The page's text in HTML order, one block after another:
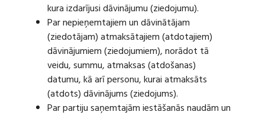
kura izdarījusi dāvinājumu (ziedojumu).
Par nepieņemtajiem un dāvinātājam
(ziedotājam) atmaksātajiem (atdotajiem)
dāvinājumiem (ziedojumiem), norādot tā
veidu, summu, atmaksas (atdošanas)
datumu, kā arī personu, kurai atmaksāts
(atdots) dāvinājums (ziedojums).
Par partiju saņemtajām iestāšanās naudām un